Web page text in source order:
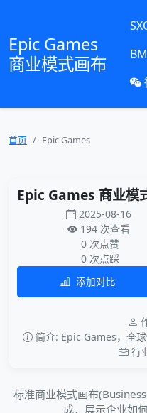
Epic Games
商业模式画布
首页 Epic Games
Epic Games 商业模
2025-08-16
194 次查看
0 次点赞
0 次点踩
添加对比
简介: Epic Games，全
行
标准商业模式画布
成，展示企业如